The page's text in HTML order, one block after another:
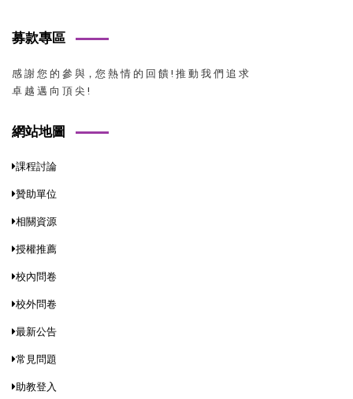
募款專區
感 謝 您 的 參 與，您 熱 情 的 回 饋 ! 推 動 我 們 追 求
卓 越 邁 向 頂 尖 !
網站地圖
課程討論
贊助單位
相關資源
授權推薦
校內問卷
校外問卷
最新公告
常見問題
助教登入